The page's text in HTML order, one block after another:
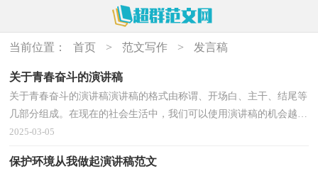
当前位置： 首页 > 范文写作 > 发言稿
关于青春奋斗的演讲稿
关于青春奋斗的演讲稿演讲稿的格式由称谓、开场白、主干、结尾等
几部分组成。在现在的社会生活中，我们可以使用演讲稿的机会越来
越多，那要怎么写好演讲稿呢？以下是小编精心整理...
2025-03-05
保护环境从我做起演讲稿范文